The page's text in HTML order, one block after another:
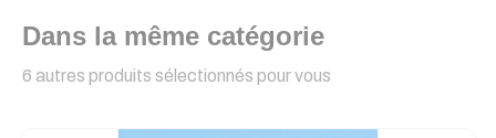
Dans la même catégorie
6 autres produits sélectionnés pour vous